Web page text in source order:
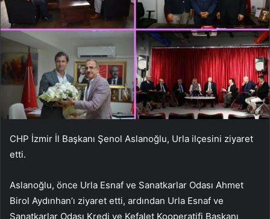
CHP İzmir İl Başkanı Şenol Aslanoğlu, Urla ilçesini ziyaret
etti.
Aslanoğlu, önce Urla Esnaf ve Sanatkarlar Odası Ahmet
Birol Aydınhan’ı ziyaret etti, ardından Urla Esnaf ve
Sanatkarlar Odası Kredi ve Kefalet Kooperatifi Başkanı